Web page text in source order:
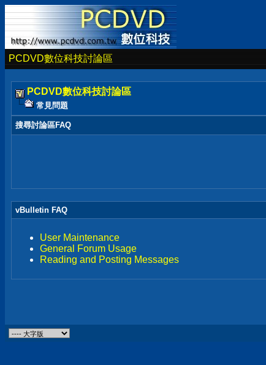
PCDVD數位科技討論區
PCDVD數位科技討論區
常見問題
搜尋討論區FAQ
vBulletin FAQ
User Maintenance
General Forum Usage
Reading and Posting Messages